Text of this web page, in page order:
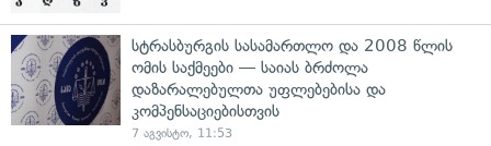
სტრასბურგის სასამართლო და 2008 წლის
ომის საქმეები — საიას ბრძოლა
დაზარალებულთა უფლებებისა და
კომპენსაციებისთვის
7 აგვისტო, 11:53